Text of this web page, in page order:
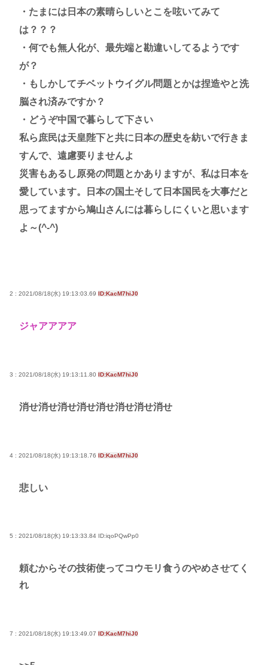
・たまには日本の素晴らしいとこを呟いてみて
は？？？
・何でも無人化が、最先端と勘違いしてるようです
が？
・もしかしてチベットウイグル問題とかは捏造やと洗
脳され済みですか？
・どうぞ中国で暮らして下さい
私ら庶民は天皇陛下と共に日本の歴史を紡いで行きま
すんで、遠慮要りませんよ
災害もあるし原発の問題とかありますが、私は日本を
愛しています。日本の国土そして日本国民を大事だと
思ってますから鳩山さんには暮らしにくいと思います
よ～(^-^)
2 : 2021/08/18(水) 19:13:03.69 ID:KacM7hiJ0
ジャアアアア
3 : 2021/08/18(水) 19:13:11.80 ID:KacM7hiJ0
消せ消せ消せ消せ消せ消せ消せ消せ
4 : 2021/08/18(水) 19:13:18.76 ID:KacM7hiJ0
悲しい
5 : 2021/08/18(水) 19:13:33.84 ID:iqoPQwPp0
頼むからその技術使ってコウモリ食うのやめさせてく
れ
7 : 2021/08/18(水) 19:13:49.07 ID:KacM7hiJ0